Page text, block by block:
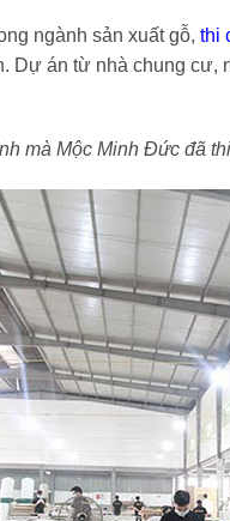
ngành sản xuất gỗ, thi
Dự án từ nhà chung cư,
mà Mộc Minh Đức đã